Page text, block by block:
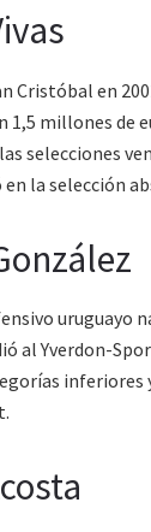
Cristóbal en
1,5 millones de
selecciones
en la selección
uruguayo
al Yverdon-
inferiores